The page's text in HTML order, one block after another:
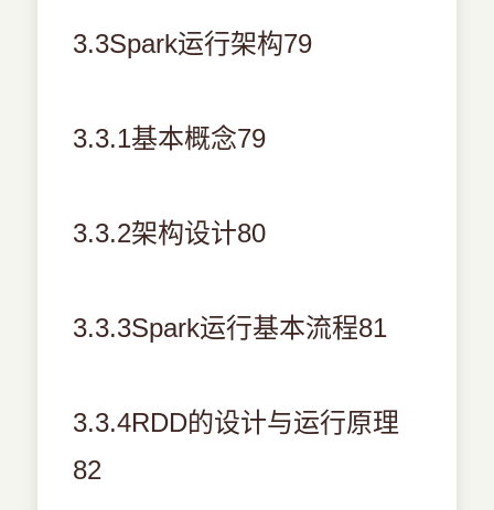
3.3Spark运行架构79
3.3.1基本概念79
3.3.2架构设计80
3.3.3Spark运行基本流程81
3.3.4RDD的设计与运行原理
82